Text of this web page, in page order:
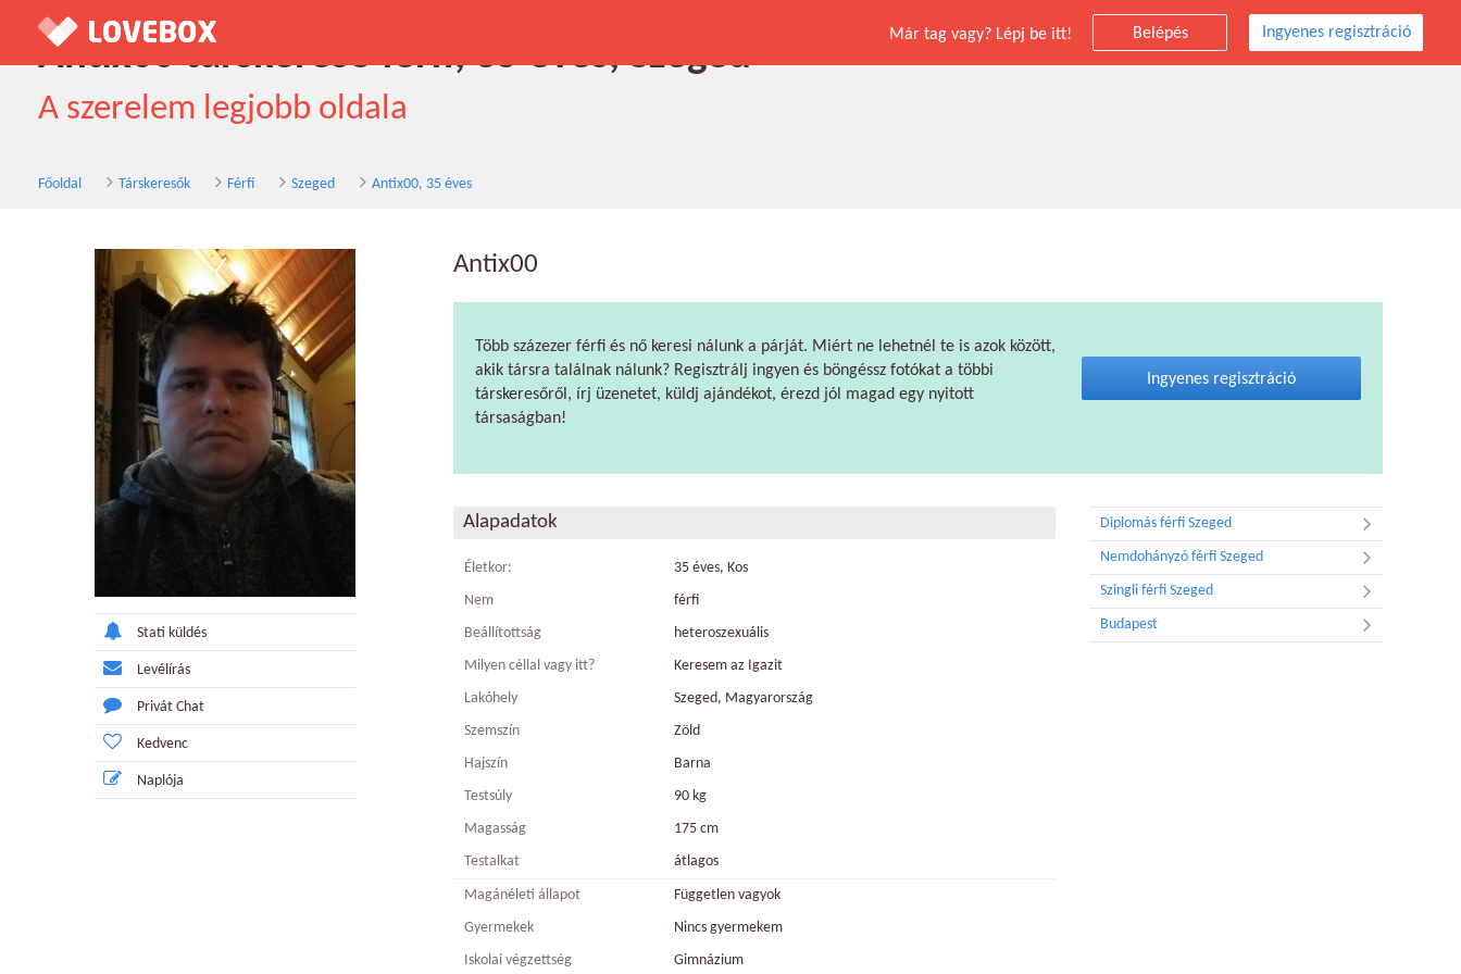
Már tag vagy? Lépj be itt! Belépés Ingyenes regisztráció
Antix00 társkereső férfi, 35 éves, Szeged
A szerelem legjobb oldala
Főoldal Társkeresők Férfi Szeged Antix00, 35 éves
Stati küldés
Levélírás
Privát Chat
Kedvenc
Naplója
Antix00
Több százezer férfi és nő keresi nálunk a párját. Miért ne lehetnél te is azok között,
akik társra találnak nálunk? Regisztrálj ingyen és böngéssz fotókat a többi
társkeresőről, írj üzenetet, küldj ajándékot, érezd jól magad egy nyitott
társaságban!
Ingyenes regisztráció
Alapadatok
Életkor:
35 éves, Kos
Nem
férfi
Beállítottság
heteroszexuális
Milyen céllal vagy itt?
Keresem az Igazit
Lakóhely
Szeged, Magyarország
Szemszín
Zöld
Hajszín
Barna
Testsúly
90 kg
Magasság
175 cm
Testalkat
átlagos
Magánéleti állapot
Független vagyok
Gyermekek
Nincs gyermekem
Iskolai végzettség
Gimnázium
Diplomás férfi Szeged
Nemdohányzó férfi Szeged
Szingli férfi Szeged
Budapest